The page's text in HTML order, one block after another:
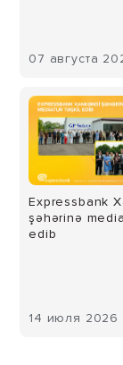
07 августа
Expressbank
şəhərinə
edib
14 июля 2026